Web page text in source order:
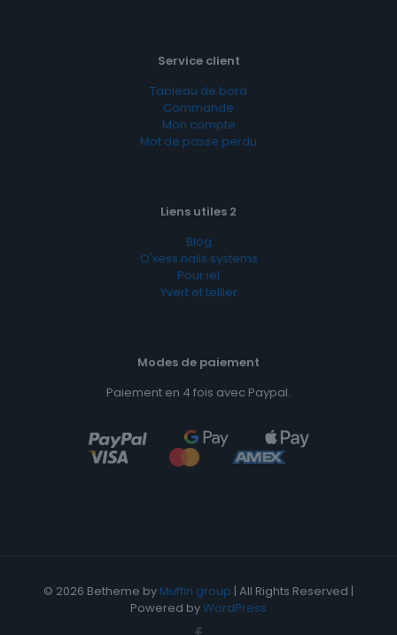
Service client
Tableau de bord
Commande
Mon compte
Mot de passe perdu
Liens utiles 2
Blog
O'xess nails systems
Pour iel
Yvert et tellier
Modes de paiement
Paiement en 4 fois avec Paypal.
© 2026 Betheme by Muffin group | All Rights Reserved |
Powered byWordPress